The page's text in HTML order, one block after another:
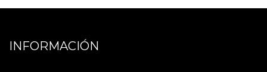
INFORMACIÓN